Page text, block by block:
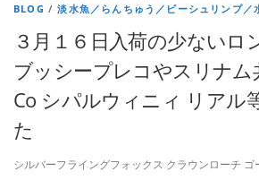
BLOG /淡水魚／らんちゅう／ビーシュリンプ／
３月１６日入荷の少ないロ
ブッシープレコやスリナム
Co シパルウィニィ リアル
た
シルバーフライングフォックス クラウンローチ